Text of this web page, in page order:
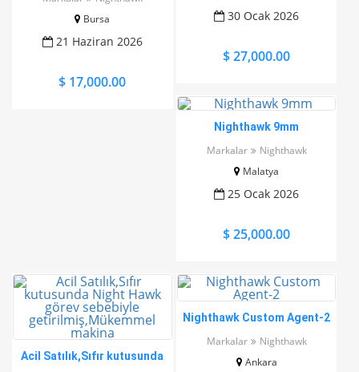
KULLANILMAMIŞ Nighthawk
Custom
Bursa
21 Haziran 2026
$ 17,000.00
30 Ocak 2026
$ 27,000.00
Nighthawk 9mm
Markalar
Nighthawk
Malatya
25 Ocak 2026
$ 25,000.00
Acil Satılık,Sıfır kutusunda
Nighthawk Custom Agent-2
Markalar
Nighthawk
Ankara